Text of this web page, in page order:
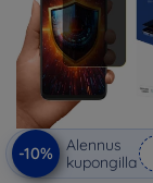
-10%
Alennus
kupongilla